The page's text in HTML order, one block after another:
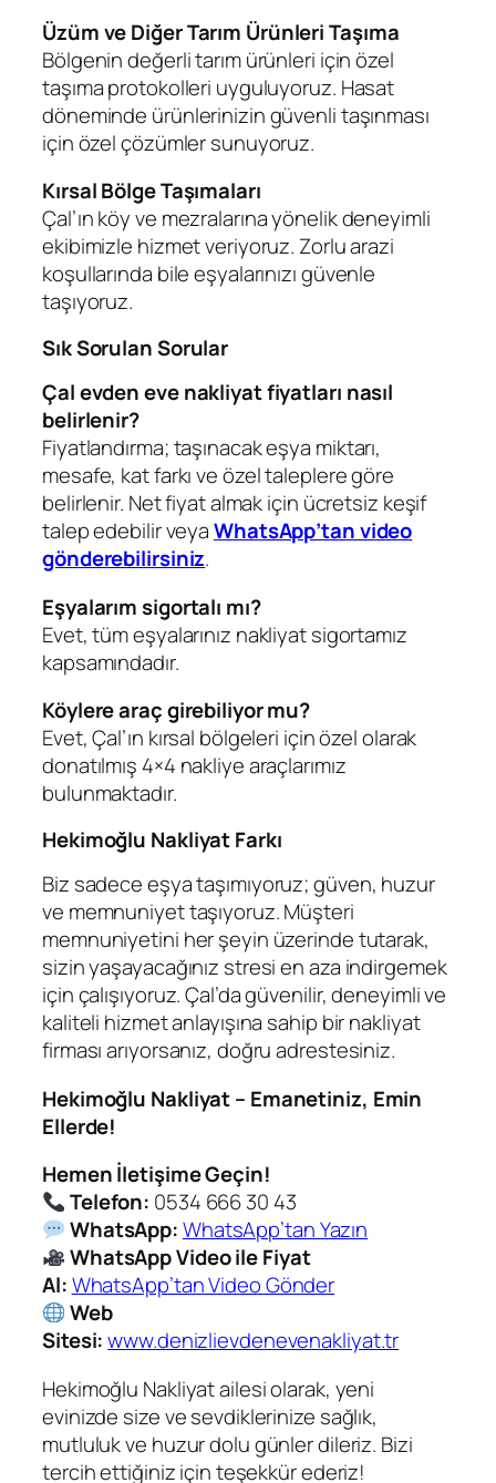
Üzüm ve Diğer Tarım Ürünleri Taşıma
Bölgenin değerli tarım ürünleri için özel
taşıma protokolleri uyguluyoruz. Hasat
döneminde ürünlerinizin güvenli taşınması
için özel çözümler sunuyoruz.
Kırsal Bölge Taşımaları
Çal’ın köy ve mezralarına yönelik deneyimli
ekibimizle hizmet veriyoruz. Zorlu arazi
koşullarında bile eşyalarınızı güvenle
taşıyoruz.
Sık Sorulan Sorular
Çal evden eve nakliyat fiyatları nasıl
belirlenir?
Fiyatlandırma; taşınacak eşya miktarı,
mesafe, kat farkı ve özel taleplere göre
belirlenir. Net fiyat almak için ücretsiz keşif
talep edebilir veyaWhatsApp’tan video
gönderebilirsiniz.
Eşyalarım sigortalı mı?
Evet, tüm eşyalarınız nakliyat sigortamız
kapsamındadır.
Köylere araç girebiliyor mu?
Evet, Çal’ın kırsal bölgeleri için özel olarak
donatılmış 4×4 nakliye araçlarımız
bulunmaktadır.
Hekimoğlu Nakliyat Farkı
Biz sadece eşya taşımıyoruz; güven, huzur
ve memnuniyet taşıyoruz. Müşteri
memnuniyetini her şeyin üzerinde tutarak,
sizin yaşayacağınız stresi en aza indirgemek
için çalışıyoruz. Çal’da güvenilir, deneyimli ve
kaliteli hizmet anlayışına sahip bir nakliyat
firması arıyorsanız, doğru adrestesiniz.
Hekimoğlu Nakliyat – Emanetiniz, Emin
Ellerde!
Hemen İletişime Geçin!
Telefon: 0534 666 30 43
WhatsApp:WhatsApp’tan Yazın
WhatsApp Video ile Fiyat
Al:WhatsApp’tan Video Gönder
Web
Sitesi: www.denizlievdenevenakliyat.tr
Hekimoğlu Nakliyat ailesi olarak, yeni
evinizde size ve sevdiklerinize sağlık,
mutluluk ve huzur dolu günler dileriz. Bizi
tercih ettiğiniz için teşekkür ederiz!